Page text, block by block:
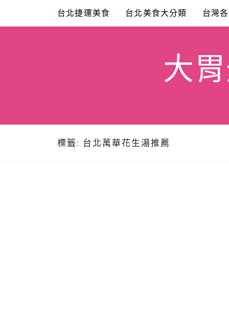
content
台北捷運美食 台北美食大分類 台灣
大
標籤: 台北萬華花生湯推薦